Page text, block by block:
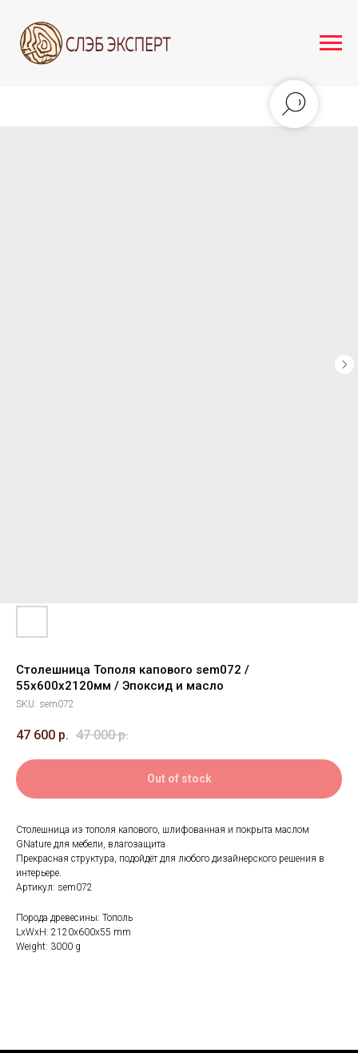
Столешница Тополя капового sem072 /
55х600х2120мм / Эпоксид и масло
SKU: sem072
47 600 р. 47 000 р.
Out of stock
Столешница из тополя капового, шлифованная и покрыта маслом
GNature для мебели, влагозащита
Прекрасная структура, подойдёт для любого дизайнерского решения в
интерьере.
Артикул: sem072
Порода древесины: Тополь
LxWxH: 2120x600x55 mm
Weight: 3000 g